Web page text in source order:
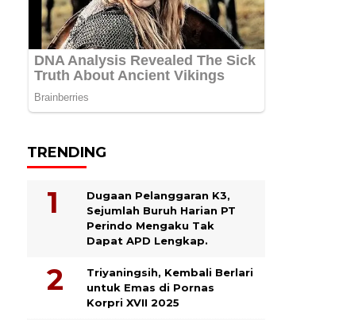
TRENDING
Dugaan Pelanggaran K3,
Sejumlah Buruh Harian PT
Perindo Mengaku Tak
Dapat APD Lengkap.
Triyaningsih, Kembali Berlari
untuk Emas di Pornas
Korpri XVII 2025